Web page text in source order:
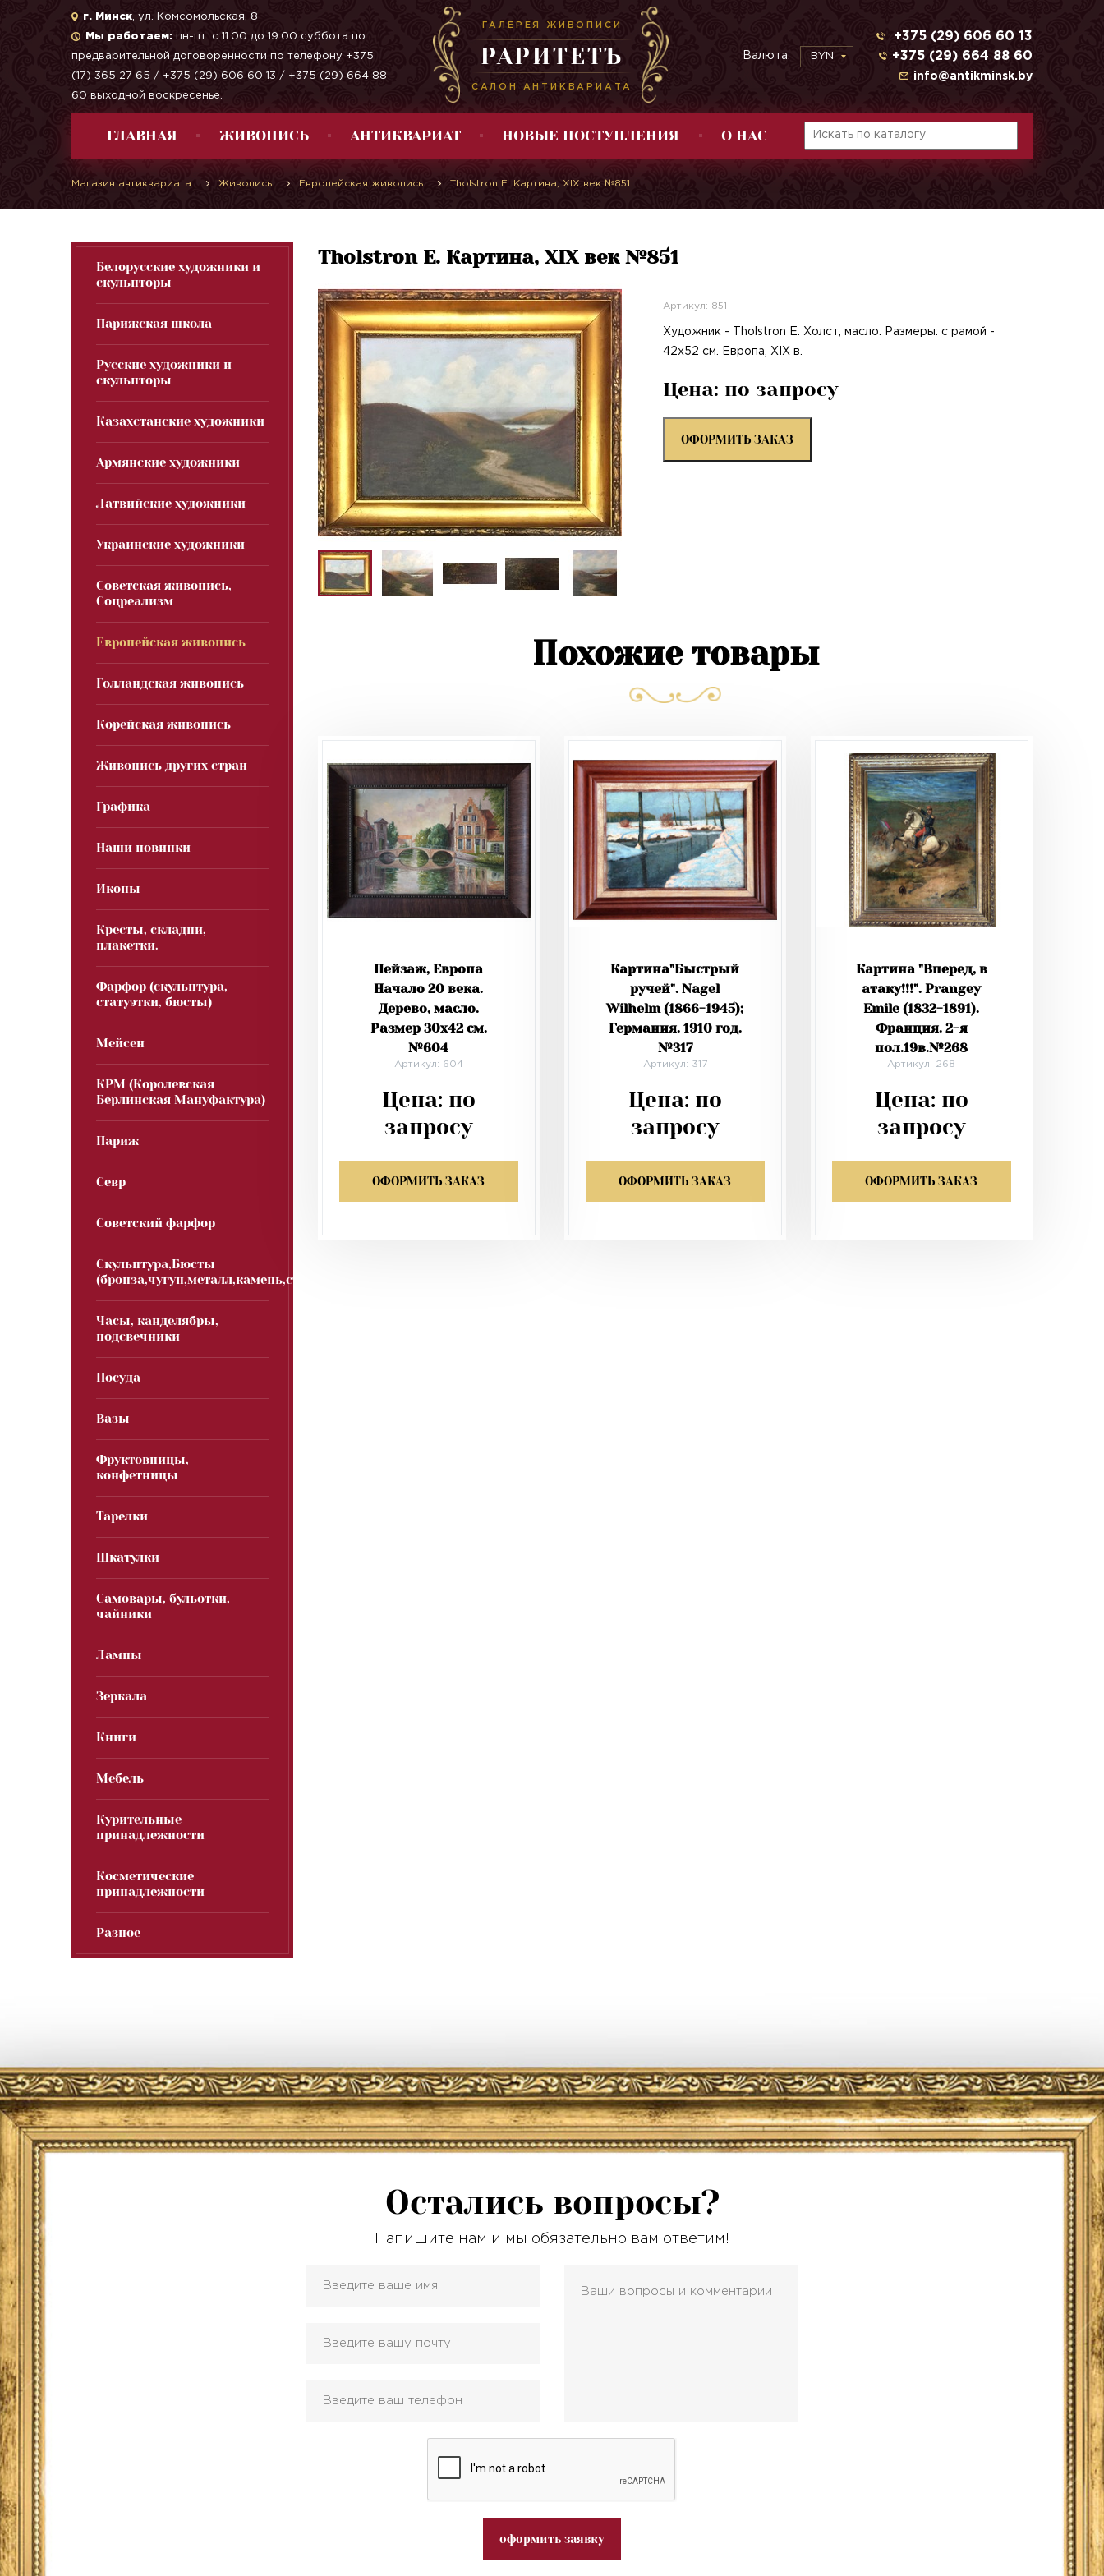
ГАЛЕРЕЯ ЖИВОПИСИ
РАРИТЕТЪ
САЛОН АНТИКВАРИАТА
г. Минск , ул. Комсомольская, 8
Мы работаем: пн-пт: с 11.00 до 19.00 суббота по
предварительной договоренности по телефону +375
(17) 365 27 65 / +375 (29) 606 60 13 / +375 (29) 664 88
60 выходной воскресенье.
Валюта: BYN
+375 (29) 606 60 13
+375 (29) 664 88 60
info@antikminsk.by
ГЛАВНАЯ ЖИВОПИСЬ АНТИКВАРИАТ НОВЫЕ ПОСТУПЛЕНИЯ О НАС
Магазин антиквариата Живопись Европейская живопись Tholstron E. Картина, XIX век №851
Белорусские художники и
скульпторы
Парижская школа
Русские художники и
скульпторы
Казахстанские художники
Армянские художники
Латвийские художники
Украинские художники
Советская живопись,
Соцреализм
Европейская живопись
Голландская живопись
Корейская живопись
Живопись других стран
Графика
Наши новинки
Иконы
Кресты, складни,
плакетки.
Фарфор (скульптура,
статуэтки, бюсты)
Мейсен
КРМ (Королевская
Берлинская Мануфактура)
Париж
Севр
Советский фарфор
Скульптура,Бюсты
(бронза,чугун,металл,камень,стекло)
Часы, канделябры,
подсвечники
Посуда
Вазы
Фруктовницы,
конфетницы
Тарелки
Шкатулки
Самовары, бульотки,
чайники
Лампы
Зеркала
Книги
Мебель
Курительные
принадлежности
Косметические
принадлежности
Разное
Tholstron E. Картина, XIX век №851
Артикул: 851
Художник - Tholstron E. Холст, масло. Размеры: с рамой -
42х52 см. Европа, XIX в.
Цена: по запросу
ОФОРМИТЬ ЗАКАЗ
Похожие товары
Пейзаж, Европа
Начало 20 века.
Дерево, масло.
Размер 30х42 см.
№604
Артикул: 604
Цена: по
запросу
ОФОРМИТЬ ЗАКАЗ
Картина"Быстрый
ручей". Nagel
Wilhelm (1866-1945);
Германия. 1910 год.
№317
Артикул: 317
Цена: по
запросу
ОФОРМИТЬ ЗАКАЗ
Картина "Вперед, в
атаку!!!". Prangey
Emile (1832-1891).
Франция. 2-я
пол.19в.№268
Артикул: 268
Цена: по
запросу
ОФОРМИТЬ ЗАКАЗ
Остались вопросы?
Напишите нам и мы обязательно вам ответим!
оформить заявку